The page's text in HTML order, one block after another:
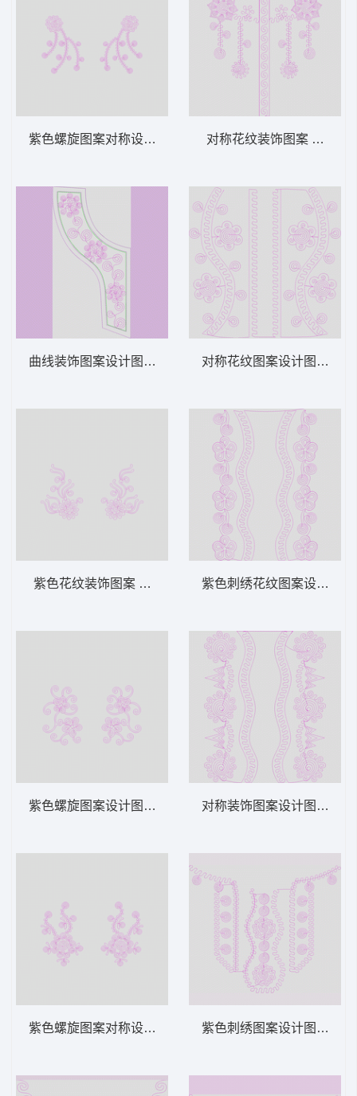
紫色螺旋图案对称设计 绳绣 盘带 链目绣 特
曲线装饰图案设计图 绳绣 盘带 链目绣 特种
紫色花纹装饰图案 绳绣 盘带 链目绣 特种绣
紫色螺旋图案设计图 绳绣 盘带 链目绣 特种
紫色螺旋图案对称设计 绳绣 盘带 链目绣 特
对称花纹装饰图案 绳绣
对称花纹图案设计图 绳绣
紫色刺绣花纹图案设计图
对称装饰图案设计图 绳绣
紫色刺绣图案设计图 绳绣